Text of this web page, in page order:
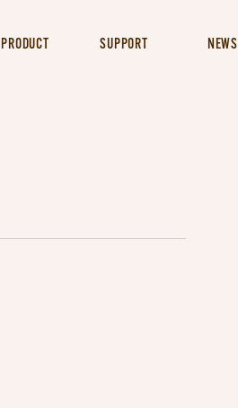
PRODUCT SUPPORT NEWS